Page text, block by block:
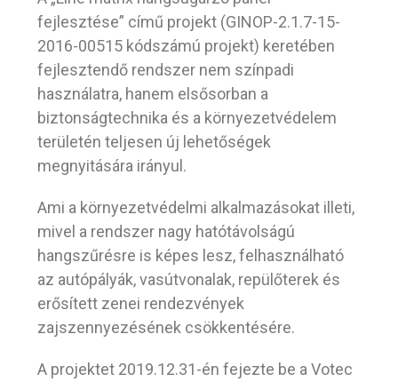
fejlesztése” című projekt (GINOP-2.1.7-15-
2016-00515 kódszámú projekt) keretében
fejlesztendő rendszer nem színpadi
használatra, hanem elsősorban a
biztonságtechnika és a környezetvédelem
területén teljesen új lehetőségek
megnyitására irányul.
Ami a környezetvédelmi alkalmazásokat illeti,
mivel a rendszer nagy hatótávolságú
hangszűrésre is képes lesz, felhasználható
az autópályák, vasútvonalak, repülőterek és
erősített zenei rendezvények
zajszennyezésének csökkentésére.
A projektet 2019.12.31-én fejezte be a Votec